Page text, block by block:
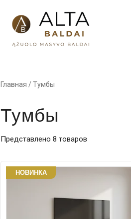
Главная /Тумбы
Тумбы
Представлено 8 товаров
НОВИНКА